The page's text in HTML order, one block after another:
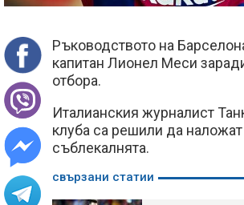
Ръководството на
капитан Лионел Меси
отбора.
Италианския журналист
клуба са решили да
съблекалнята.
свързани статии